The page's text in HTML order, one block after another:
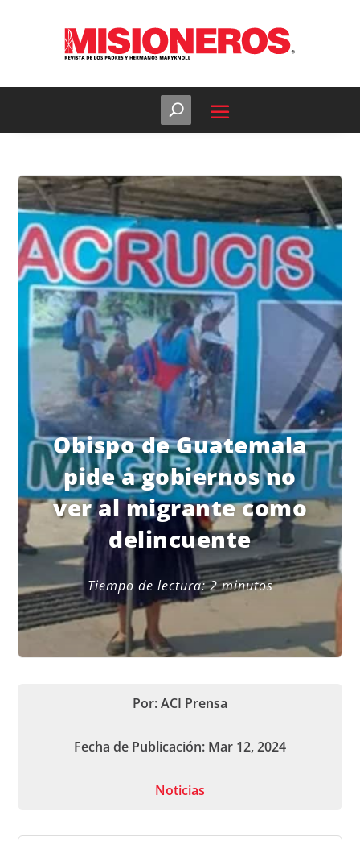
Obispo de Guatemala
pide a gobiernos no
ver al migrante como
delincuente
Tiempo de lectura: 2 minutos
Por: ACI Prensa
Fecha de Publicación: Mar 12, 2024
Noticias